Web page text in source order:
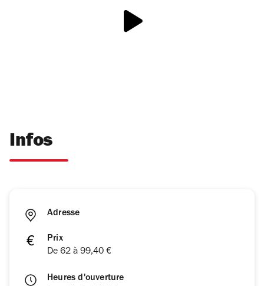
Infos
Adresse
Prix
De 62 à 99,40 €
Heures d'ouverture